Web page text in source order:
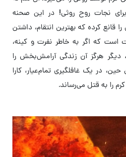
نجات روح روثی! در این صحنه
قانع کرده که بهترین انتقام، داشتن
است که اگر به خاطر نفرت و کینه،
هرگز آن زندگی آرامش‌بخش را
در یک غافلگیری تمام‌عیار، کارا
را به قتل می‌رساند.